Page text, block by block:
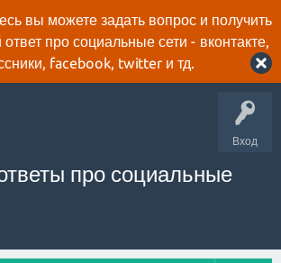
вы можете задать вопрос и получить
про социальные сети - вконтакте,
facebook, twitter и тд.
Вход
про социальные